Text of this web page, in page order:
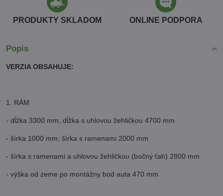
PRODUKTY SKLADOM ONLINE PODPORA
Popis
VERZIA OBSAHUJE:
1. RÁM
- dĺžka 3300 mm; dĺžka s uhlovou žehličkou 4700 mm
- šírka 1000 mm; šírka s ramenami 2000 mm
- šírka s ramenami a uhlovou žehličkou (bočný ťah) 2800 mm
- výška od zeme po montážny bod auta 470 mm